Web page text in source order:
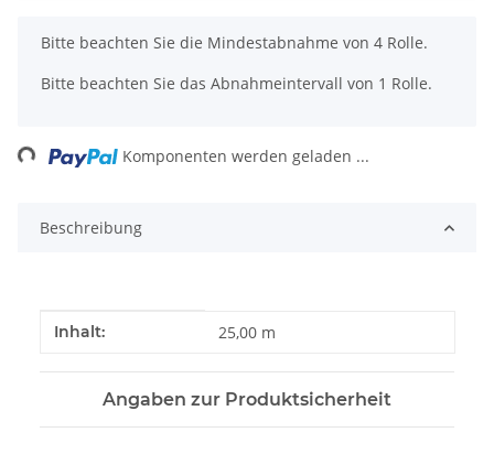
x
Bitte beachten Sie die Mindestabnahme von 4 Rolle.
Bitte beachten Sie das Abnahmeintervall von 1 Rolle.
Komponenten werden geladen ...
Beschreibung
Produkteigenschaft
Wert
Inhalt: 25,00 m
Angaben zur Produktsicherheit